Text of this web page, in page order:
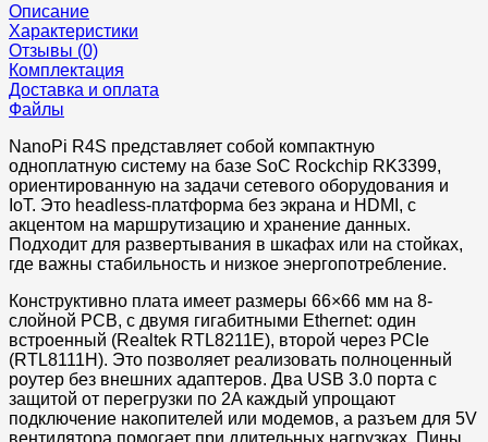
Описание
Характеристики
Отзывы (0)
Комплектация
Доставка и оплата
Файлы
NanoPi R4S представляет собой компактную
одноплатную систему на базе SoC Rockchip RK3399,
ориентированную на задачи сетевого оборудования и
IoT. Это headless-платформа без экрана и HDMI, с
акцентом на маршрутизацию и хранение данных.
Подходит для развертывания в шкафах или на стойках,
где важны стабильность и низкое энергопотребление.
Конструктивно плата имеет размеры 66×66 мм на 8-
слойной PCB, с двумя гигабитными Ethernet: один
встроенный (Realtek RTL8211E), второй через PCIe
(RTL8111H). Это позволяет реализовать полноценный
роутер без внешних адаптеров. Два USB 3.0 порта с
защитой от перегрузки по 2A каждый упрощают
подключение накопителей или модемов, а разъем для 5V
вентилятора помогает при длительных нагрузках. Пины